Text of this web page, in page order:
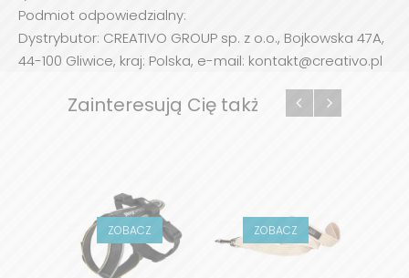
Podmiot odpowiedzialny:
Dystrybutor: CREATIVO GROUP sp. z o.o., Bojkowska 47A,
44-100 Gliwice, kraj: Polska, e-mail: kontakt@creativo.pl
Zainteresują Cię także
ZOBACZ ZOBACZ